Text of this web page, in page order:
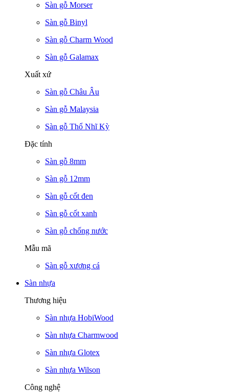
Sàn gỗ Morser
Sàn gỗ Binyl
Sàn gỗ Charm Wood
Sàn gỗ Galamax
Xuất xứ
Sàn gỗ Châu Âu
Sàn gỗ Malaysia
Sàn gỗ Thổ Nhĩ Kỳ
Đặc tính
Sàn gỗ 8mm
Sàn gỗ 12mm
Sàn gỗ cốt đen
Sàn gỗ cốt xanh
Sàn gỗ chống nước
Mẫu mã
Sàn gỗ xương cá
Sàn nhựa
Thương hiệu
Sàn nhựa HobiWood
Sàn nhựa Charmwood
Sàn nhựa Glotex
Sàn nhựa Wilson
Công nghệ